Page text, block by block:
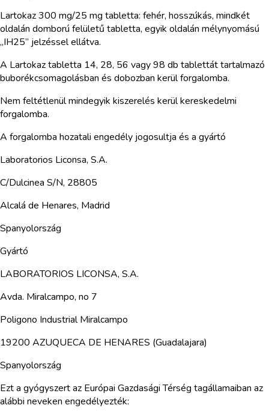
Lartokaz 300 mg/25 mg tabletta: fehér, hosszúkás, mindkét
oldalán domború felületű tabletta, egyik oldalán mélynyomású
„IH25” jelzéssel ellátva.
A Lartokaz tabletta 14, 28, 56 vagy 98 db tablettát tartalmazó
buborékcsomagolásban és dobozban kerül forgalomba.
Nem feltétlenül mindegyik kiszerelés kerül kereskedelmi
forgalomba.
A forgalomba hozatali engedély jogosultja és a gyártó
Laboratorios Liconsa, S.A.
C/Dulcinea S/N, 28805
Alcalá de Henares, Madrid
Spanyolország
Gyártó
LABORATORIOS LICONSA, S.A.
Avda. Miralcampo, no 7
Poligono Industrial Miralcampo
19200 AZUQUECA DE HENARES (Guadalajara)
Spanyolország
Ezt a gyógyszert az Európai Gazdasági Térség tagállamaiban az
alábbi neveken engedélyezték: